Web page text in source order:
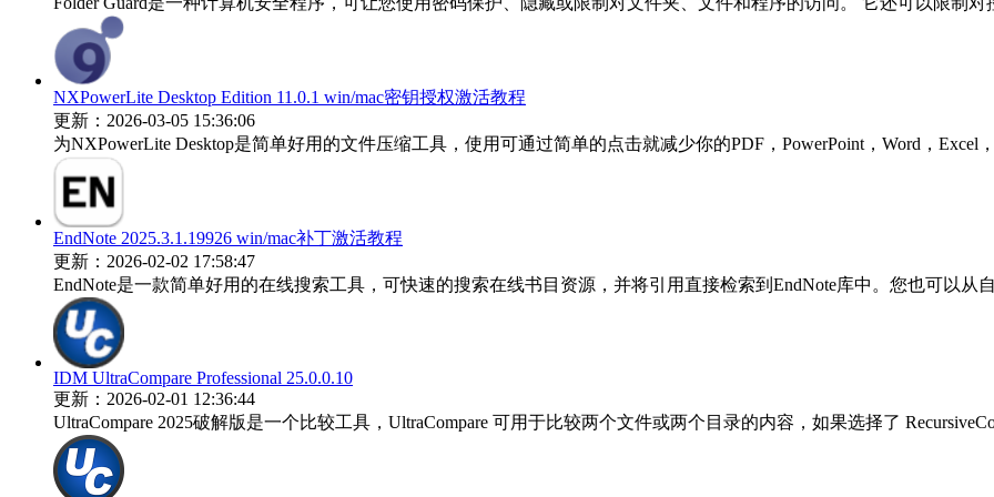
NXPowerLite Desktop Edition 11.0.1 win/mac密钥授权激活教程
更新：2026-03-05 15:36:06
为NXPowerLite Desktop是简单好用的文件压缩工具，使用可通过简单的点击就减少你的PDF，PowerPoint，Word，Excel
EndNote 2025.3.1.19926 win/mac补丁激活教程
更新：2026-02-02 17:58:47
EndNote是一款简单好用的在线搜索工具，可快速的搜索在线书目资源，并将引用直接检索到EndNote库中。您也可以从
IDM UltraCompare Professional 25.0.0.10
更新：2026-02-01 12:36:44
UltraCompare 2025破解版是一个比较工具，UltraCompare 可用于比较两个文件或两个目录的内容，如果选择了